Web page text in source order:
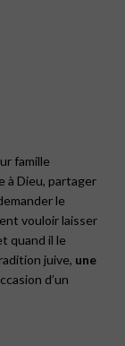
famille
à Dieu, partager
le
vouloir laisser
quand il le
juive, une
d’un